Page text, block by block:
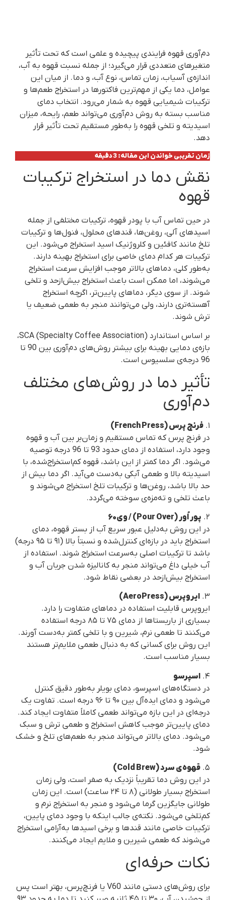
دم‌آوری قهوه فرایندی پیچیده و علمی است که تحت تأثیر
متغیرهای متعددی قرار می‌گیرد؛ از جمله نسبت قهوه به آب،
اندازه‌ی آسیاب، زمان تماس، نوع آب، و دما. از میان این
عوامل، دما یکی از مهم‌ترین فاکتورها در استخراج طعم‌ها و
ترکیبات شیمیایی قهوه به شمار می‌رود. انتخاب دمای
مناسب بسته به روش دم‌آوری می‌تواند طعم، رایحه، میزان
اسیدیته و تلخی قهوه را به‌طور مستقیم تحت تأثیر قرار
دهد.
زمان تقریبی خواندن این مقاله: 3 دقیقه
نقش دما در استخراج ترکیبات
قهوه
در حین تماس آب با پودر قهوه، ترکیبات مختلفی از جمله
اسیدهای آلی، روغن‌ها، قندهای محلول، فنول‌ها و ترکیبات
تلخ مانند کافئین و کلروژنیک اسید استخراج می‌شود. این
ترکیبات هر کدام دمای خاصی برای استخراج بهینه دارند.
به‌طور کلی، دماهای بالاتر موجب افزایش سرعت استخراج
می‌شوند، اما ممکن است باعث استخراج بیش‌از‌حد و تلخی
شوند. از سوی دیگر، دماهای پایین‌تر، اگرچه استخراج
آهسته‌تری دارند، ولی می‌توانند منجر به طعمی ضعیف یا
ترش شوند.
بر اساس استاندارد SCA (Specialty Coffee Association)،
بازه‌ی دمایی بهینه برای بیشتر روش‌های دم‌آوری بین 90 تا
96 درجه‌ی سلسیوس است.
تأثیر دما در روش‌های مختلف
دم‌آوری
۱. فرنچ پرس (French Press)
در فرنچ پرس که تماس مستقیم و زمان‌بر بین آب و قهوه
وجود دارد، استفاده از دمای حدود 93 تا 96 درجه توصیه
می‌شود. اگر دما کمتر از این باشد، قهوه کم‌استخراج‌شده، با
اسیدیته بالا و طعمی آبکی به‌دست می‌آید. اگر دما بیش از
حد بالا باشد، روغن‌ها و ترکیبات تلخ استخراج می‌شوند و
باعث تلخی و ته‌مزه‌ی سوخته می‌گردد.
۲. پور اُور (Pour Over) / وی‌۶۰
در این روش به‌دلیل عبور سریع آب از بستر قهوه، دمای
استخراج باید در بازه‌ای کنترل‌شده و نسبتاً بالا (۹۱ تا ۹۵ درجه)
باشد تا ترکیبات اصلی به‌سرعت استخراج شوند. استفاده از
آب خیلی داغ می‌تواند منجر به کانالیزه شدن جریان آب و
استخراج بیش‌از‌حد در بعضی نقاط شود.
۳. ایروپرس (AeroPress)
ایروپرس قابلیت استفاده در دماهای متفاوت را دارد.
بسیاری از باریستاها از دمای ۷۵ تا ۸۵ درجه استفاده
می‌کنند تا طعمی نرم، شیرین و با تلخی کمتر به‌دست آورند.
این روش برای کسانی که به دنبال طعمی ملایم‌تر هستند
بسیار مناسب است.
۴. اسپرسو
در دستگاه‌های اسپرسو، دمای بویلر به‌طور دقیق کنترل
می‌شود و دمای ایده‌آل بین ۹۰ تا ۹۶ درجه است. تفاوت یک
درجه‌ای در این بازه می‌تواند طعمی کاملاً متفاوت ایجاد کند.
دمای پایین‌تر موجب کاهش استخراج و طعمی ترش و سبک
می‌شود. دمای بالاتر می‌تواند منجر به طعم‌های تلخ و خشک
شود.
۵. قهوه‌ی سرد (Cold Brew)
در این روش دما تقریباً نزدیک به صفر است، ولی زمان
استخراج بسیار طولانی (۸ تا ۲۴ ساعت) است. این زمان
طولانی جایگزین گرما می‌شود و منجر به استخراج نرم و
کم‌تلخی می‌شود. نکته‌ی جالب اینکه با وجود دمای پایین،
ترکیبات خاصی مانند قندها و برخی اسیدها به‌آرامی استخراج
می‌شوند که طعمی شیرین و ملایم ایجاد می‌کنند.
نکات حرفه‌ای
برای روش‌های دستی مانند V60 یا فرنچ‌پرس، بهتر است پس